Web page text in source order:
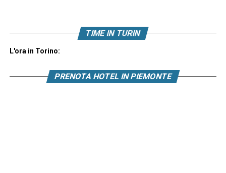
TIME IN TURIN
L'ora in Torino:
PRENOTA HOTEL IN PIEMONTE